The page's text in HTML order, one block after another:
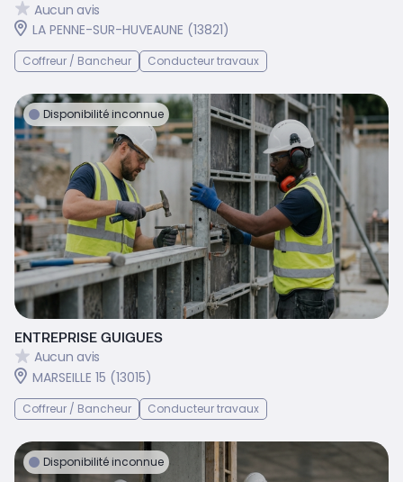
Aucun avis
LA PENNE-SUR-HUVEAUNE (13821)
Coffreur / Bancheur Conducteur travaux
Disponibilité inconnue
ENTREPRISE GUIGUES
Aucun avis
MARSEILLE 15 (13015)
Coffreur / Bancheur Conducteur travaux
Disponibilité inconnue